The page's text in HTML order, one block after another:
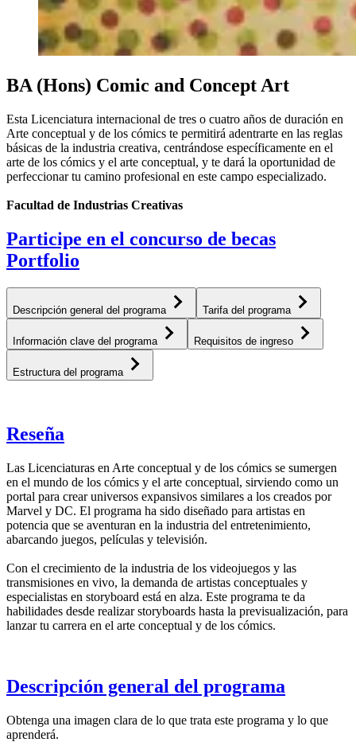
BA (Hons) Comic and Concept Art
Esta Licenciatura internacional de tres o cuatro años de duración en
Arte conceptual y de los cómics te permitirá adentrarte en las reglas
básicas de la industria creativa, centrándose específicamente en el
arte de los cómics y el arte conceptual, y te dará la oportunidad de
perfeccionar tu camino profesional en este campo especializado.
Facultad de Industrias Creativas
Participe en el concurso de becas
Portfolio
Descripción general del programa Tarifa del programa
Información clave del programa Requisitos de ingreso
Estructura del programa
Reseña
Las Licenciaturas en Arte conceptual y de los cómics se sumergen
en el mundo de los cómics y el arte conceptual, sirviendo como un
portal para crear universos expansivos similares a los creados por
Marvel y DC. El programa ha sido diseñado para artistas en
potencia que se aventuran en la industria del entretenimiento,
abarcando juegos, películas y televisión.
Con el crecimiento de la industria de los videojuegos y las
transmisiones en vivo, la demanda de artistas conceptuales y
especialistas en storyboard está en alza. Este programa te da
habilidades desde realizar storyboards hasta la previsualización, para
lanzar tu carrera en el arte conceptual y de los cómics.
Descripción general del programa
Obtenga una imagen clara de lo que trata este programa y lo que
aprenderá.